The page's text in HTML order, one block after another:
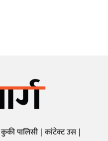
कुकी पालिसी कांटेक्ट उस